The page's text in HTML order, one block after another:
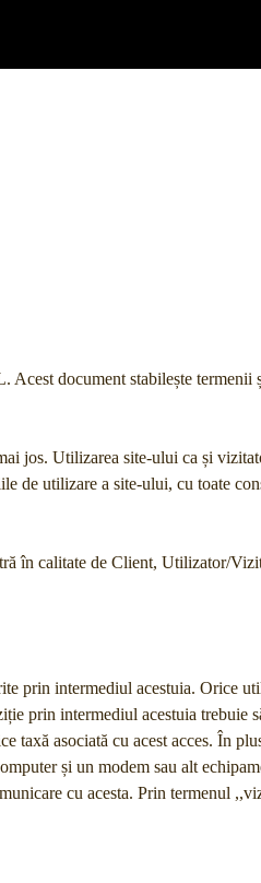
Acest document stabilește termenii
jos. Utilizarea site-ului ca și
de utilizare a site-ului, cu toate
în calitate de Client, Utilizator/
prin intermediul acestuia. Orice
prin intermediul acestuia trebuie
taxă asociată cu acest acces. În
și un modem sau alt
cu acesta. Prin termenul